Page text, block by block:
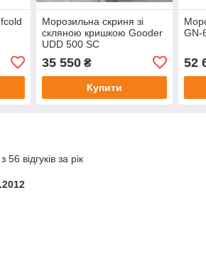
Морозильна скриня зі
скляною кришкою Gooder
UDD 500 SC
35 550₴
Купити
GN-
52
відгуків за рік